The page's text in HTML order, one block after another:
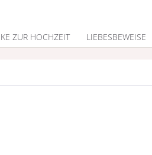
ZUR HOCHZEIT LIEBESBEWEISE